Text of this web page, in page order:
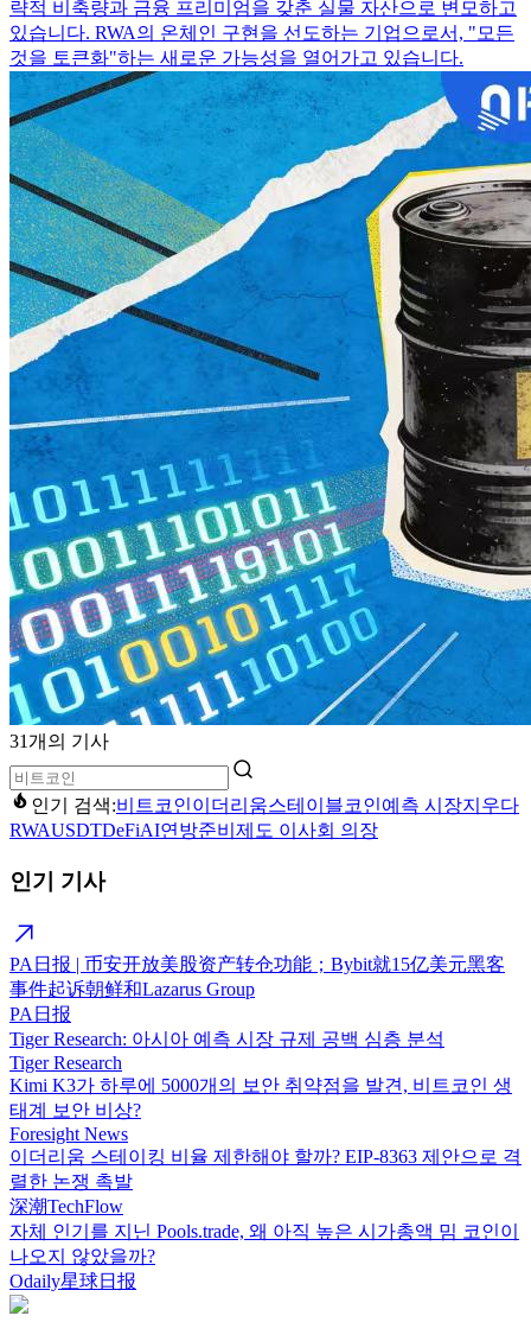
략적 비축량과 금융 프리미엄을 갖춘 실물 자산으로 변모하고
있습니다. RWA의 온체인 구현을 선도하는 기업으로서, "모든
것을 토큰화"하는 새로운 가능성을 열어가고 있습니다.
31개의 기사
인기 검색:비트코인이더리움스테이블코인예측 시장지우다
RWAUSDTDeFiAI연방준비제도 이사회 의장
인기 기사
PA日报 | 币安开放美股资产转仓功能；Bybit就15亿美元黑客
事件起诉朝鲜和Lazarus Group
PA日报
Tiger Research: 아시아 예측 시장 규제 공백 심층 분석
Tiger Research
Kimi K3가 하루에 5000개의 보안 취약점을 발견, 비트코인 생
태계 보안 비상?
Foresight News
이더리움 스테이킹 비율 제한해야 할까? EIP-8363 제안으로 격
렬한 논쟁 촉발
深潮TechFlow
자체 인기를 지닌 Pools.trade, 왜 아직 높은 시가총액 밈 코인이
나오지 않았을까?
Odaily星球日报